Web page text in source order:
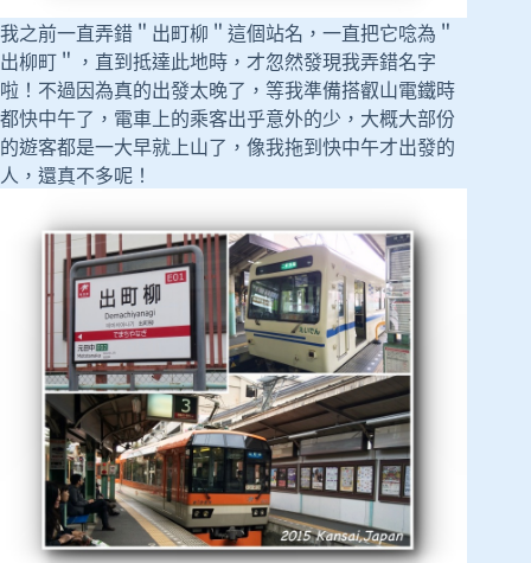
我之前一直弄錯＂出町柳＂這個站名，一直把它唸為＂
出柳町＂，直到抵達此地時，才忽然發現我弄錯名字
啦！不過因為真的出發太晚了，等我準備搭叡山電鐵時
都快中午了，電車上的乘客出乎意外的少，大概大部份
的遊客都是一大早就上山了，像我拖到快中午才出發的
人，還真不多呢！